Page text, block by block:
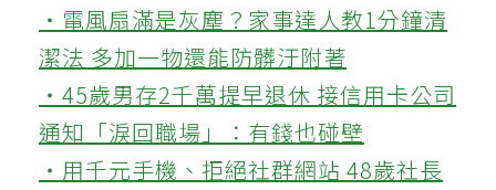
‧電風扇滿是灰塵？家事達人教1分鐘清
潔法 多加一物還能防髒汙附著
‧45歲男存2千萬提早退休 接信用卡公司
通知「淚回職場」：有錢也碰壁
‧用千元手機、拒絕社群網站 48歲社長